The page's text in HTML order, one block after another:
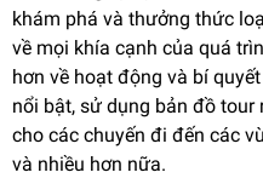
khám phá và thưởng thức
về mọi khía cạnh của quá
hơn về hoạt động và bí
nổi bật, sử dụng bản đồ tour
cho các chuyến đi đến các
và nhiều hơn nữa.